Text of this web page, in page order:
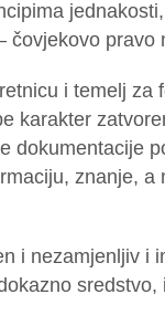
čovjekovo pravo
i temelj za
karakter
dokumentacije
znanje, a
i nezamjenljiv i
sredstvo,